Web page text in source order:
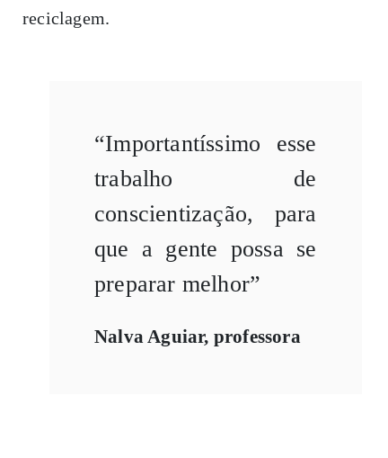
reciclagem.
“Importantíssimo esse
trabalho de
conscientização, para
que a gente possa se
preparar melhor”
Nalva Aguiar, professora